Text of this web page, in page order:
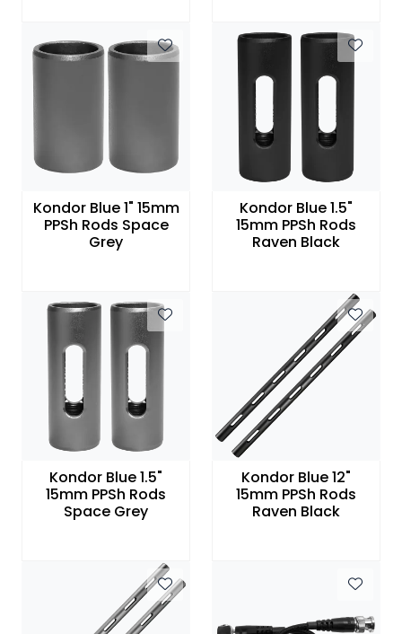
Kondor Blue 1" 15mm
PPSh Rods Space
Grey
Kondor Blue 1.5"
15mm PPSh Rods
Raven Black
Kondor Blue 1.5"
15mm PPSh Rods
Space Grey
Kondor Blue 12"
15mm PPSh Rods
Raven Black